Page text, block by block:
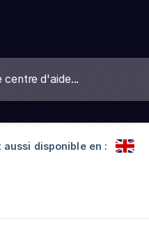
disponible en :